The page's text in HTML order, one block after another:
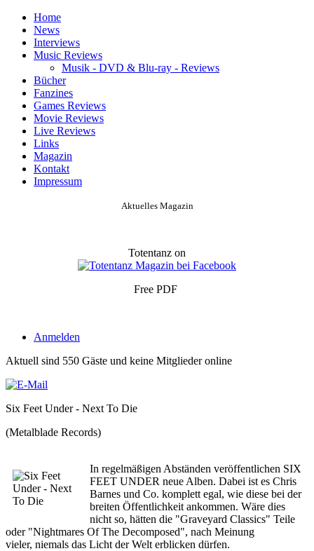
Home
News
Interviews
Music Reviews
Musik - DVD & Blu-ray - Reviews
Bücher
Fanzines
Games Reviews
Movie Reviews
Live Reviews
Links
Magazin
Kontakt
Impressum
Aktuelles Magazin
Totentanz on
Free PDF
Anmelden
Aktuell sind 550 Gäste und keine Mitglieder online
Six Feet Under - Next To Die
(Metalblade Records)
In regelmäßigen Abständen veröffentlichen SIX
FEET UNDER neue Alben. Dabei ist es Chris
Barnes und Co. komplett egal, wie diese bei der
breiten Öffentlichkeit ankommen. Wäre dies
nicht so, hätten die "Graveyard Classics" Teile
oder "Nightmares Of The Decomposed", nach Meinung
vieler, niemals das Licht der Welt erblicken dürfen.